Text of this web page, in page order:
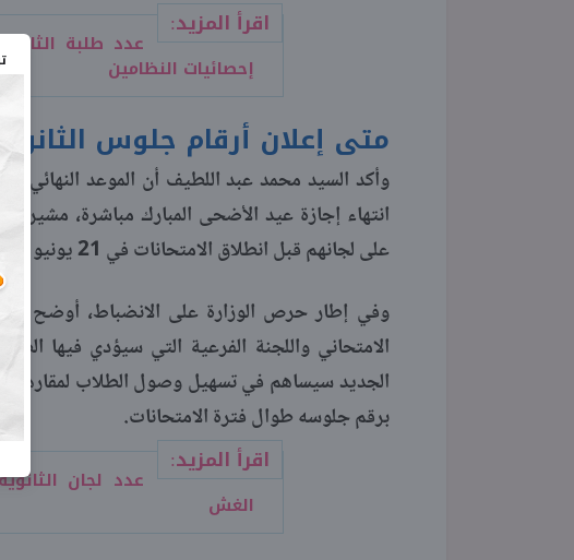
اقرأ المزيد:
إحصائيات النظامين
متى إعلان أرقام جلوس الثانوية
انتهاء إجازة عيد الأضحى المبارك مباشرة،
على لجانهم قبل انطلاق الامتحانات في 21 يونيو المقبل، مع توفير نسخ ورقية داخل المدارس أيضا.
وفي إطار حرص الوزارة على الانضباط، أوضح
الامتحاني واللجنة الفرعية التي سيؤدي فيها
الجديد سيساهم في تسهيل وصول الطلاب لمقارهم
برقم جلوسه طوال فترة الامتحانات.
اقرأ المزيد:
الغش